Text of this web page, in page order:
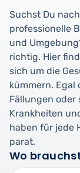
Suchst Du
professionelle
und
richtig. Hier
sich um die
kümmern. Egal
Fällungen oder
Krankheiten
haben für jede
parat.
Wo